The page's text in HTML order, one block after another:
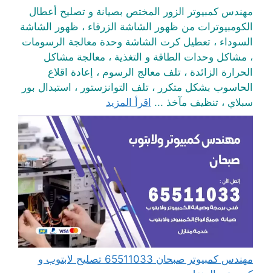
مهندس كمبيوتر الزور المختص بصيانة و تصليح أعطال
الكومبيوترات من ظهور الشاشة الزرقاء ، ظهور الشاشة
السوداء ، تعطيل كرت الشاشة وحدة معالجة الرسومات
، مشاكل وحدات الطاقة و التغذية ، معالجة مشاكل
الحرارة الزائدة ، تلف معالج الرسوم ، إعادة اقلاع
الحاسوب بشكل متكرر ، تلف التوانزستور ، استبدال بور
سبلاي ، تنظيف مآخذ ... اقرأ المزيد
مهندس كمبيوتر صبحان 65511033 تصليح لابتوب و